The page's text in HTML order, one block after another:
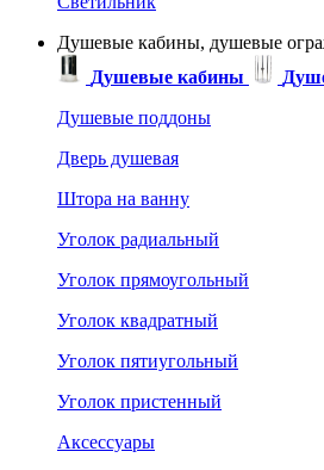
Душевые кабины, душевые
Душевые кабины
Душевые поддоны
Дверь душевая
Штора на ванну
Уголок радиальный
Уголок прямоугольный
Уголок квадратный
Уголок пятиугольный
Уголок пристенный
Аксессуары